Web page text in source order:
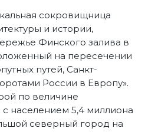
сокровищница
и истории,
Финского залива в
на пересечении
путей, Санкт-
России в Европу».
по величине
населением 5,4 миллиона
северный город на